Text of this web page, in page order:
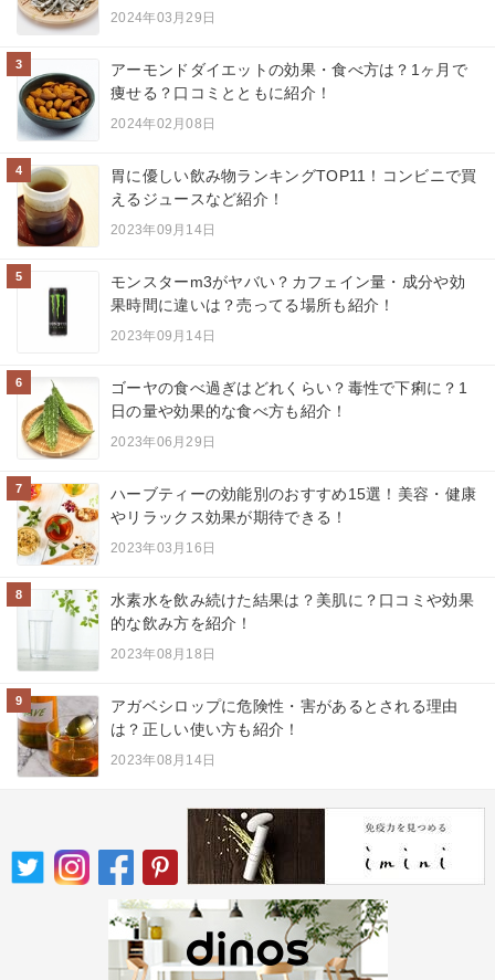
2024年03月29日
3
アーモンドダイエットの効果・食べ方は？1ヶ月で
痩せる？口コミとともに紹介！
2024年02月08日
4
胃に優しい飲み物ランキングTOP11！コンビニで買
えるジュースなど紹介！
2023年09月14日
5
モンスターm3がヤバい？カフェイン量・成分や効
果時間に違いは？売ってる場所も紹介！
2023年09月14日
6
ゴーヤの食べ過ぎはどれくらい？毒性で下痢に？1
日の量や効果的な食べ方も紹介！
2023年06月29日
7
ハーブティーの効能別のおすすめ15選！美容・健康
やリラックス効果が期待できる！
2023年03月16日
8
水素水を飲み続けた結果は？美肌に？口コミや効果
的な飲み方を紹介！
2023年08月18日
9
アガベシロップに危険性・害があるとされる理由
は？正しい使い方も紹介！
2023年08月14日